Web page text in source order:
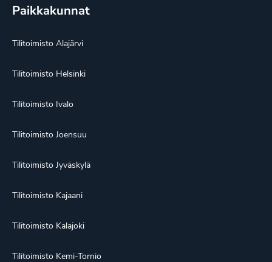
Paikkakunnat
Tilitoimisto Alajärvi
Tilitoimisto Helsinki
Tilitoimisto Ivalo
Tilitoimisto Joensuu
Tilitoimisto Jyväskylä
Tilitoimisto Kajaani
Tilitoimisto Kalajoki
Tilitoimisto Kemi-Tornio